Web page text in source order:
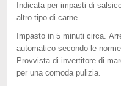
Indicata per impasti di
altro tipo di carne.
Impasto in 5 minuti circa.
automatico secondo le
Provvista di invertitore di
per una comoda pulizia.